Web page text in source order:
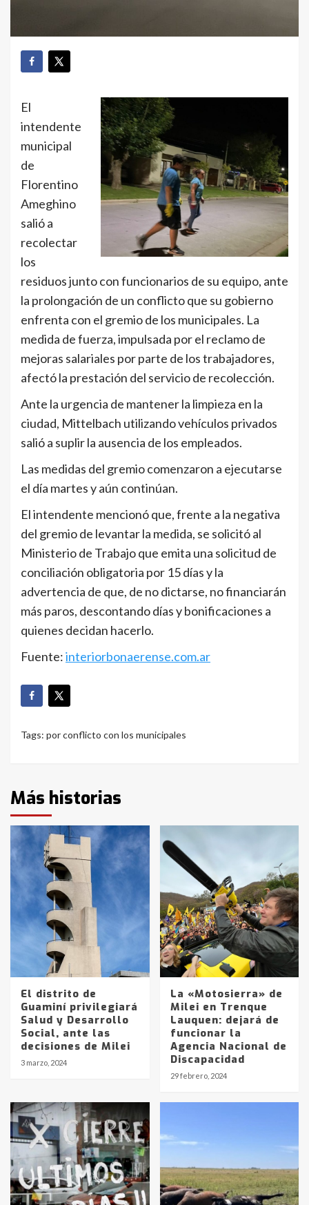
El
intendente
municipal
de
Florentino
Ameghino
salió a
recolectar
los
residuos junto con funcionarios de su equipo, ante
la prolongación de un conflicto que su gobierno
enfrenta con el gremio de los municipales. La
medida de fuerza, impulsada por el reclamo de
mejoras salariales por parte de los trabajadores,
afectó la prestación del servicio de recolección.
Ante la urgencia de mantener la limpieza en la
ciudad, Mittelbach utilizando vehículos privados
salió a suplir la ausencia de los empleados.
Las medidas del gremio comenzaron a ejecutarse
el día martes y aún continúan.
El intendente mencionó que, frente a la negativa
del gremio de levantar la medida, se solicitó al
Ministerio de Trabajo que emita una solicitud de
conciliación obligatoria por 15 días y la
advertencia de que, de no dictarse, no financiarán
más paros, descontando días y bonificaciones a
quienes decidan hacerlo.
Fuente:interiorbonaerense.com.ar
Tags: por conflicto con los municipales
Más historias
El distrito de
Guaminí privilegiará
Salud y Desarrollo
Social, ante las
decisiones de Milei
3 marzo, 2024
La «Motosierra» de
Milei en Trenque
Lauquen: dejará de
funcionar la
Agencia Nacional de
Discapacidad
29 febrero, 2024